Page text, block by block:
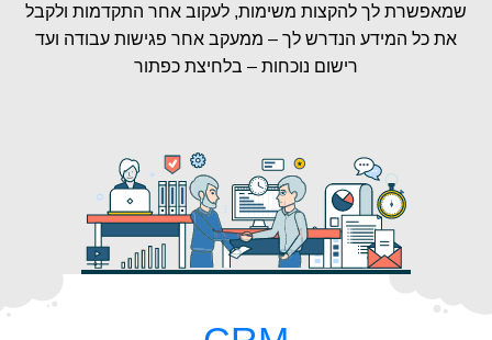
שמאפשרת לך להקצות משימות, לעקוב אחר התקדמות ולקבל
את כל המידע הנדרש לך – ממעקב אחר פגישות עבודה ועד
רישום נוכחות – בלחיצת כפתור